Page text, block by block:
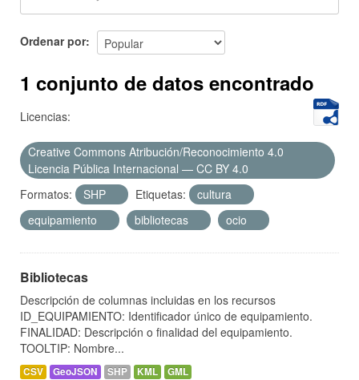
Acerca de
Ordenar por
1 conjunto de datos encontrado
Licencias:
Creative Commons Atribución/Reconocimiento 4.0
Licencia Pública Internacional — CC BY 4.0
Formatos:
SHP Etiquetas:
cultura
equipamiento
bibliotecas ocio
Bibliotecas
Descripción de columnas incluidas en los recursos
ID_EQUIPAMIENTO: Identificador único de equipamiento.
FINALIDAD: Descripción o finalidad del equipamiento.
TOOLTIP: Nombre...
CSV GeoJSON SHP KML GML